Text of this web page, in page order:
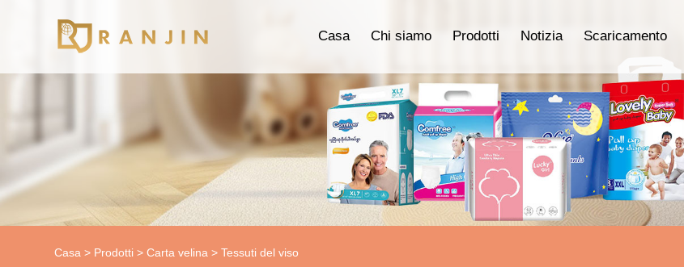
Casa Chi siamo Prodotti Notizia Scaricamento
Casa > Prodotti >Carta velina > Tessuti del viso